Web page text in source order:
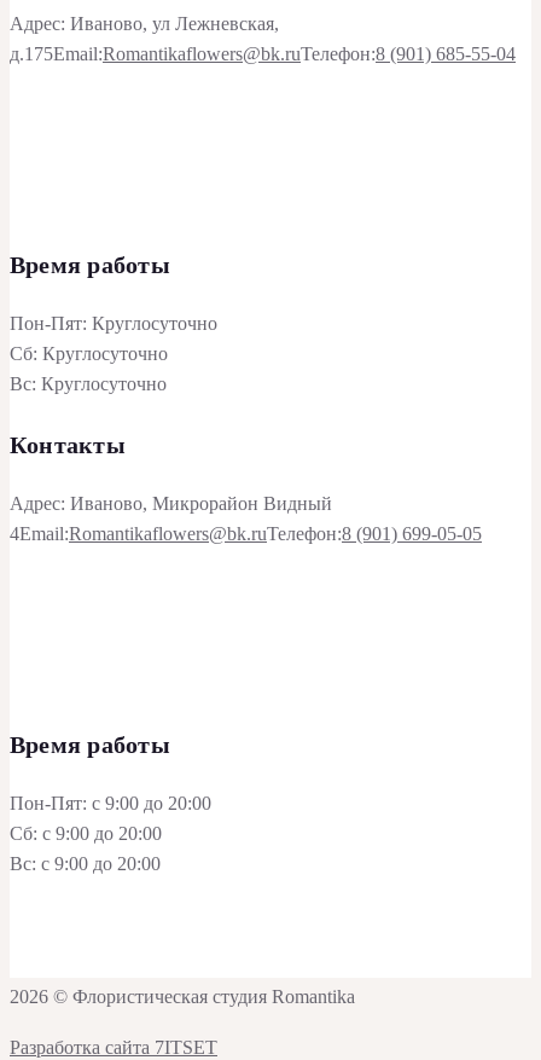
Адрес: Иваново, ул Лежневская,
д.175Email:Romantikaflowers@bk.ruТелефон:8 (901) 685-55-04
Время работы
Пон-Пят: Круглосуточно
Сб: Круглосуточно
Вс: Круглосуточно
Контакты
Адрес: Иваново, Микрорайон Видный
4Email:Romantikaflowers@bk.ruТелефон:8 (901) 699-05-05
Время работы
Пон-Пят: с 9:00 до 20:00
Сб: с 9:00 до 20:00
Вс: с 9:00 до 20:00
2026 © Флористическая студия Romantika
Разработка сайта 7ITSET